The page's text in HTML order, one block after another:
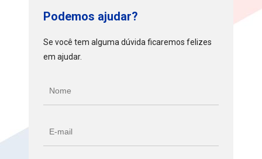
Podemos ajudar?
Se você tem alguma dúvida ficaremos felizes
em ajudar.